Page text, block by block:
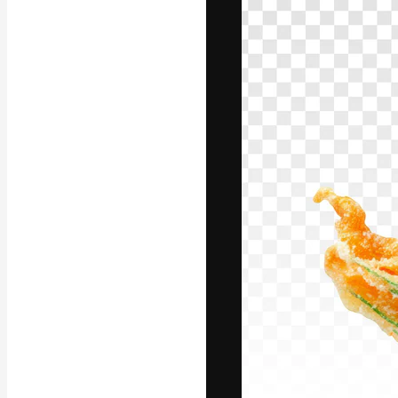
La piattaforma
migliori lavori.
creativi,